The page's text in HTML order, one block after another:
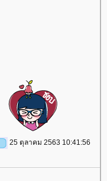
25 ตุลาคม 2563 10:41:56